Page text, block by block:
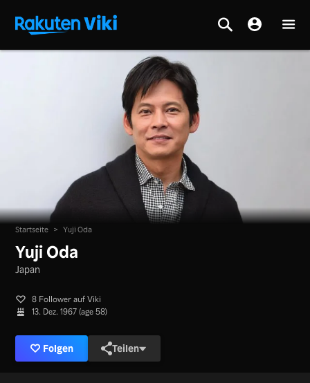
Startseite > Yuji Oda
Yuji Oda
Japan
8 Follower auf Viki
13. Dez. 1967 (age 58)
Folgen Teilen